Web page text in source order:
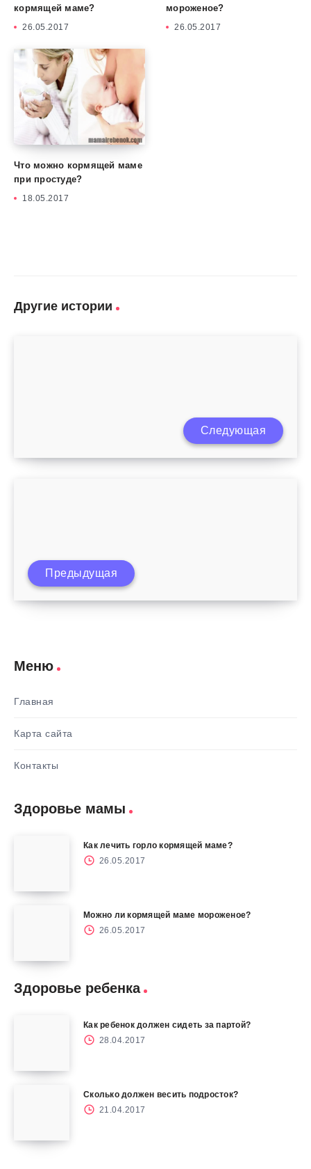
кормящей маме?
26.05.2017
мороженое?
26.05.2017
Что можно кормящей маме
при простуде?
18.05.2017
Другие истории
Кормление ребенка после 4 месяцев
Следующая
Правильное кормление ребенка грудью
Предыдущая
Меню
Главная
Карта сайта
Контакты
Здоровье мамы
Как лечить горло кормящей маме?
26.05.2017
Можно ли кормящей маме мороженое?
26.05.2017
Здоровье ребенка
Как ребенок должен сидеть за партой?
28.04.2017
Сколько должен весить подросток?
21.04.2017